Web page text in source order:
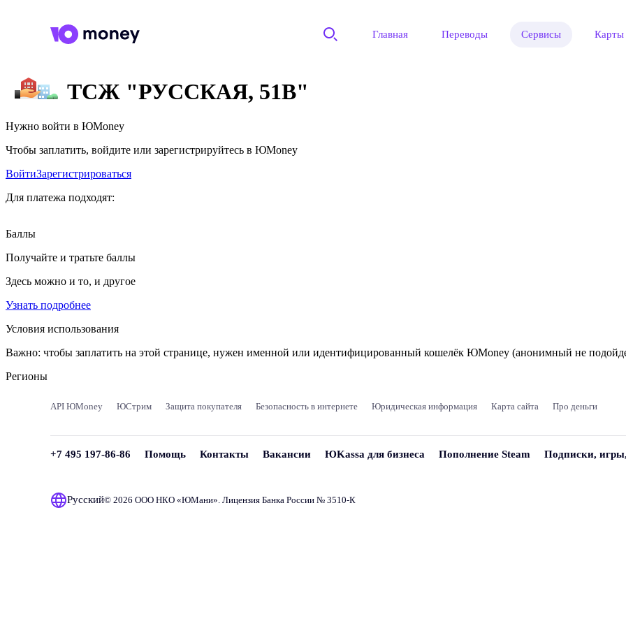
Главная Переводы Сервисы Карты
ТСЖ "РУССКАЯ, 51В"
Нужно войти в ЮMoney
Чтобы заплатить, войдите или зарегистрируйтесь в ЮMoney
ВойтиЗарегистрироваться
Для платежа подходят:
Баллы
Получайте и тратьте баллы
Здесь можно и то, и другое
Узнать подробнее
Условия использования
Важно: чтобы заплатить на этой странице, нужен именной или идентифицированный кошелёк ЮMoney (анонимный не
Регионы
API ЮMoney ЮСтрим Защита покупателя Безопасность в интернете Юридическая информация Карта сайта Про деньги
+7 495 197-86-86 Помощь Контакты Вакансии ЮKassa для бизнеса Пополнение Steam Подписки,
Русский© 2026 ООО НКО «ЮМани». Лицензия Банка России № 3510‑К